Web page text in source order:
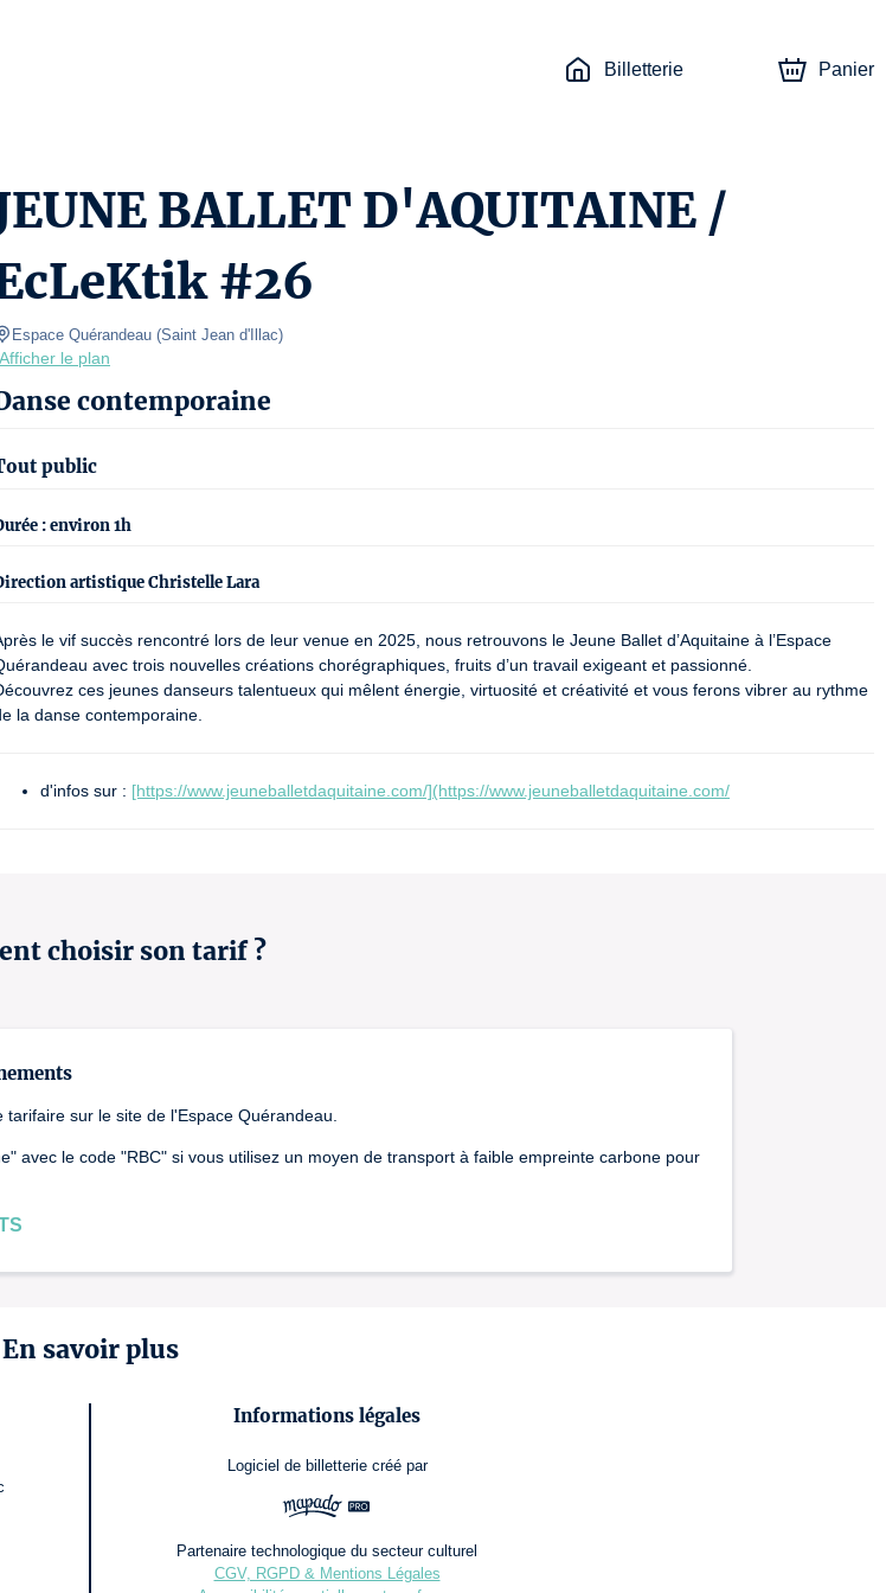
Billetterie Panier
BALLET D'AQUITAINE /
#26
Espace Quérandeau (Saint Jean d'Illac)
Afficher le plan
contemporaine
public
: environ 1h
artistique Christelle Lara
le vif succès rencontré lors de leur venue en 2025, nous retrouvons le Jeune Ballet d’Aquitaine à l’Espace
avec trois nouvelles créations chorégraphiques, fruits d’un travail exigeant et passionné.
ces jeunes danseurs talentueux qui mêlent énergie, virtuosité et créativité et vous ferons vibrer au rythme
la danse contemporaine.
d'infos sur : [https://www.jeuneballetdaquitaine.com/](https://www.jeuneballetdaquitaine.com/
choisir son tarif ?
sur le site de l'Espace Quérandeau.
avec le code "RBC" si vous utilisez un moyen de transport à faible empreinte carbone pour
En savoir plus
Informations légales
Logiciel de billetterie créé par
Partenaire technologique du secteur culturel
CGV, RGPD & Mentions Légales